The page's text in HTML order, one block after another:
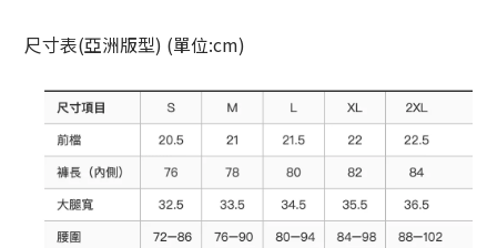
尺寸表(亞洲版型) (單位:cm)